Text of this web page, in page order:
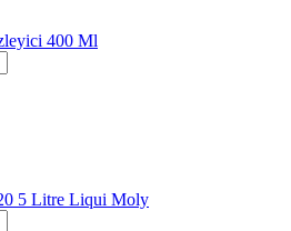
400 Ml
5 Litre Liqui Moly